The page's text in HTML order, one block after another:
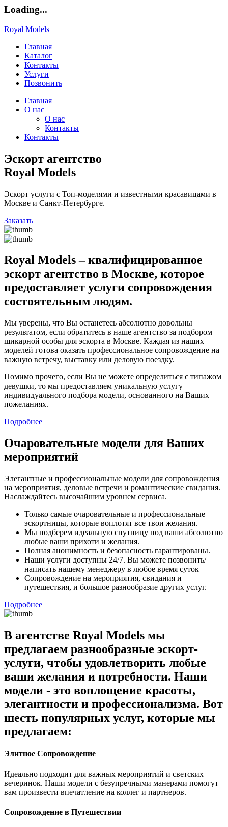
Loading...
Royal Models
Главная
Каталог
Контакты
Услуги
Позвонить
Главная
О нас
О нас
Контакты
Контакты
Эскорт агентство
Royal Models
Эскорт услуги с Топ-моделями и известными красавицами в
Москве и Санкт-Петербурге.
Заказать
Royal Models – квалифицированное
эскорт агентство в Москве, которое
предоставляет услуги сопровождения
состоятельным людям.
Мы уверены, что Вы останетесь абсолютно довольны
результатом, если обратитесь в наше агентство за подбором
шикарной особы для эскорта в Москве. Каждая из наших
моделей готова оказать профессиональное сопровождение на
важную встречу, выставку или деловую поездку.
Помимо прочего, если Вы не можете определиться с типажом
девушки, то мы предоставляем уникальную услугу
индивидуального подбора модели, основанного на Ваших
пожеланиях.
Подробнее
Очаровательные модели для Ваших
мероприятий
Элегантные и профессиональные модели для сопровождения
на мероприятия, деловые встречи и романтические свидания.
Наслаждайтесь высочайшим уровнем сервиса.
Только самые очаровательные и профессиональные
эскортницы, которые воплотят все твои желания.
Мы подберем идеальную спутницу под ваши абсолютно
любые ваши прихоти и желания.
Полная анонимность и безопасность гарантированы.
Наши услуги доступны 24/7. Вы можете позвонить/
написать нашему менеджеру в любое время суток
Сопровождение на мероприятия, свидания и
путешествия, и большое разнообразие других услуг.
Подробнее
В агентстве Royal Models мы
предлагаем разнообразные эскорт-
услуги, чтобы удовлетворить любые
ваши желания и потребности. Наши
модели - это воплощение красоты,
элегантности и профессионализма. Вот
шесть популярных услуг, которые мы
предлагаем:
Элитное Сопровождение
Идеально подходит для важных мероприятий и светских
вечеринок. Наши модели с безупречными манерами помогут
вам произвести впечатление на коллег и партнеров.
Сопровождение в Путешествии